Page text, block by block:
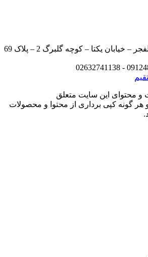
آدرس: کرج – میدان والفجر – خیابان یکتا – کوچه گلبرگ 2 – پلاک 69
اين سایت متعلق
کپی برداری از محتوا و محصولات